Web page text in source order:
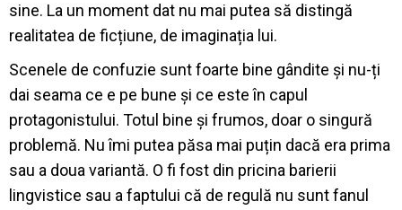
sine. La un moment dat nu mai putea să distingă
realitatea de ficțiune, de imaginația lui.
Scenele de confuzie sunt foarte bine gândite și nu-ți
dai seama ce e pe bune și ce este în capul
protagonistului. Totul bine și frumos, doar o singură
problemă. Nu îmi putea păsa mai puțin dacă era prima
sau a doua variantă. O fi fost din pricina barierii
lingvistice sau a faptului că de regulă nu sunt fanul